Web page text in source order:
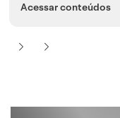
Acessar conteúdos